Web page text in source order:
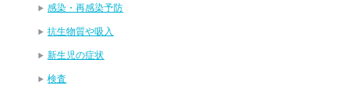
感染・再感染予防
抗生物質や吸入
新生児の症状
検査